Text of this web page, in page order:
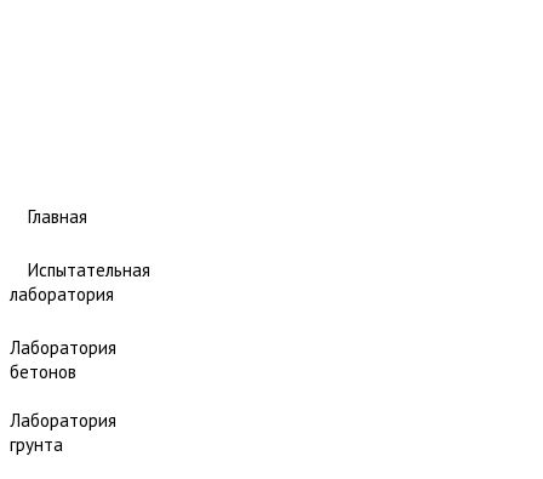
Главная
Испытательная
лаборатория
Лаборатория
бетонов
Лаборатория
грунта